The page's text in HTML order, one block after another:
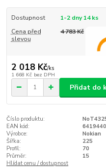
Dostupnost
1-2 dny 14 ks
Cena před
slevou
4 783 Kč
2 018 Kč/ks
1 668 Kč bez DPH
Přidat do
Číslo produktu:
EAN kód:
Výrobce:
Nokian
Šířka:
225
Profil:
70
Průměr:
15
Hlídat cenu / dostupnost